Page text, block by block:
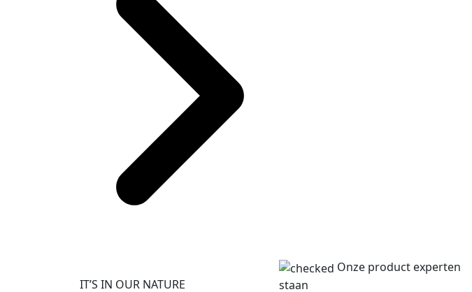
IT’S IN OUR NATURE
Onze product experten
staan